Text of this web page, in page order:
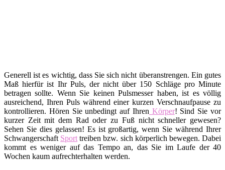
Generell ist es wichtig, dass Sie sich nicht überanstrengen. Ein gutes
Maß hierfür ist Ihr Puls, der nicht über 150 Schläge pro Minute
betragen sollte. Wenn Sie keinen Pulsmesser haben, ist es völlig
ausreichend, Ihren Puls während einer kurzen Verschnaufpause zu
kontrollieren. Hören Sie unbedingt auf Ihren Körper! Sind Sie vor
kurzer Zeit mit dem Rad oder zu Fuß nicht schneller gewesen?
Sehen Sie dies gelassen! Es ist großartig, wenn Sie während Ihrer
Schwangerschaft Sport treiben bzw. sich körperlich bewegen. Dabei
kommt es weniger auf das Tempo an, das Sie im Laufe der 40
Wochen kaum aufrechterhalten werden.